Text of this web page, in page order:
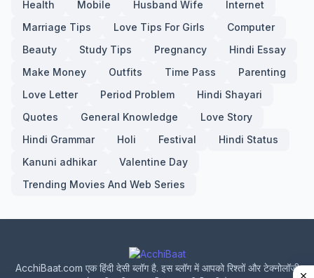
Health
Mobile Husband Wife
Internet
Marriage Tips
Love Tips For Girls
Computer
Beauty
Study Tips Pregnancy
Hindi Essay
Make Money
Outfits Time Pass
Parenting
Love Letter
Period Problem
Hindi Shayari
Quotes
General Knowledge
Love Story
Hindi Grammar
Holi Festival
Hindi Status
Kanuni adhikar
Valentine Day
Trending Movies And Web Series
AcchiBaat.com एक हिंदी देसी ब्लॉग है. इस ब्लॉग में आपको रिश्तों और टेक्नोलॉजी